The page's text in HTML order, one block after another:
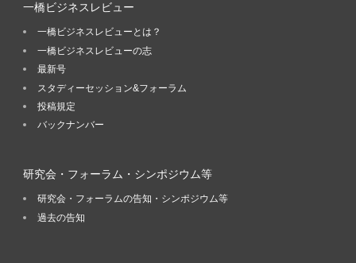
一橋ビジネスレビュー
一橋ビジネスレビューとは？
一橋ビジネスレビューの志
最新号
スタディーセッション&フォーラム
投稿規定
バックナンバー
研究会・フォーラム・シンポジウム等
研究会・フォーラムの告知・シンポジウム等
過去の告知